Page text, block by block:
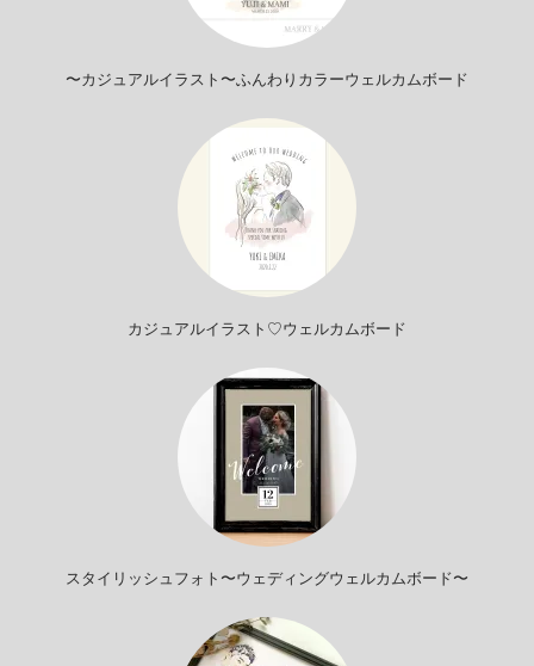
〜カジュアルイラスト〜ふんわりカラーウェルカムボード
カジュアルイラスト♡ウェルカムボード
スタイリッシュフォト〜ウェディングウェルカムボード〜